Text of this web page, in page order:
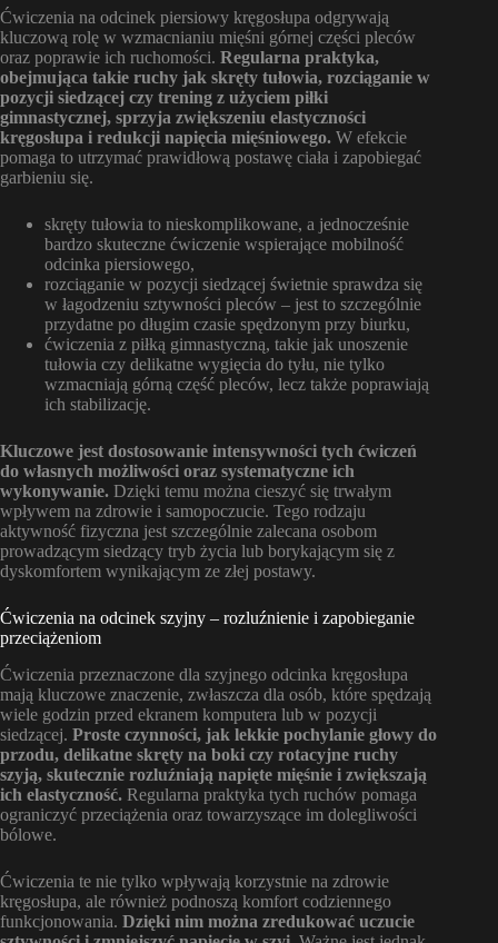
Ćwiczenia na odcinek piersiowy kręgosłupa odgrywają
kluczową rolę w wzmacnianiu mięśni górnej części pleców
oraz poprawie ich ruchomości. Regularna praktyka,
obejmująca takie ruchy jak skręty tułowia, rozciąganie w
pozycji siedzącej czy trening z użyciem piłki
gimnastycznej, sprzyja zwiększeniu elastyczności
kręgosłupa i redukcji napięcia mięśniowego. W efekcie
pomaga to utrzymać prawidłową postawę ciała i zapobiegać
garbieniu się.
skręty tułowia to nieskomplikowane, a jednocześnie
bardzo skuteczne ćwiczenie wspierające mobilność
odcinka piersiowego,
rozciąganie w pozycji siedzącej świetnie sprawdza się
w łagodzeniu sztywności pleców – jest to szczególnie
przydatne po długim czasie spędzonym przy biurku,
ćwiczenia z piłką gimnastyczną, takie jak unoszenie
tułowia czy delikatne wygięcia do tyłu, nie tylko
wzmacniają górną część pleców, lecz także poprawiają
ich stabilizację.
Kluczowe jest dostosowanie intensywności tych ćwiczeń
do własnych możliwości oraz systematyczne ich
wykonywanie. Dzięki temu można cieszyć się trwałym
wpływem na zdrowie i samopoczucie. Tego rodzaju
aktywność fizyczna jest szczególnie zalecana osobom
prowadzącym siedzący tryb życia lub borykającym się z
dyskomfortem wynikającym ze złej postawy.
Ćwiczenia na odcinek szyjny – rozluźnienie i zapobieganie
przeciążeniom
Ćwiczenia przeznaczone dla szyjnego odcinka kręgosłupa
mają kluczowe znaczenie, zwłaszcza dla osób, które spędzają
wiele godzin przed ekranem komputera lub w pozycji
siedzącej. Proste czynności, jak lekkie pochylanie głowy do
przodu, delikatne skręty na boki czy rotacyjne ruchy
szyją, skutecznie rozluźniają napięte mięśnie i zwiększają
ich elastyczność. Regularna praktyka tych ruchów pomaga
ograniczyć przeciążenia oraz towarzyszące im dolegliwości
bólowe.
Ćwiczenia te nie tylko wpływają korzystnie na zdrowie
kręgosłupa, ale również podnoszą komfort codziennego
funkcjonowania. Dzięki nim można zredukować uczucie